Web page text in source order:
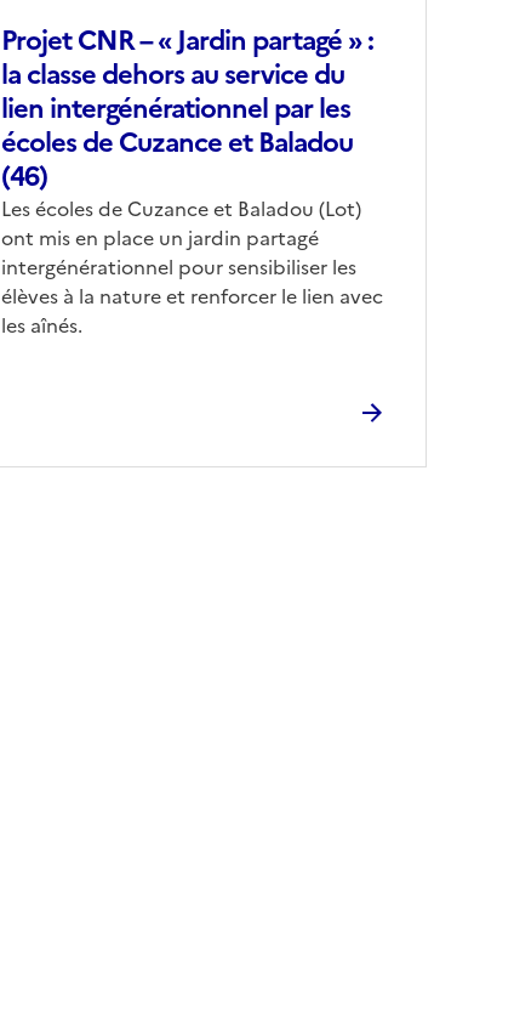
Projet CNR – « Jardin partagé » :
la classe dehors au service du
lien intergénérationnel par les
écoles de Cuzance et Baladou
(46)
Corps
Les écoles de Cuzance et Baladou (Lot)
ont mis en place un jardin partagé
intergénérationnel pour sensibiliser les
élèves à la nature et renforcer le lien avec
les aînés.